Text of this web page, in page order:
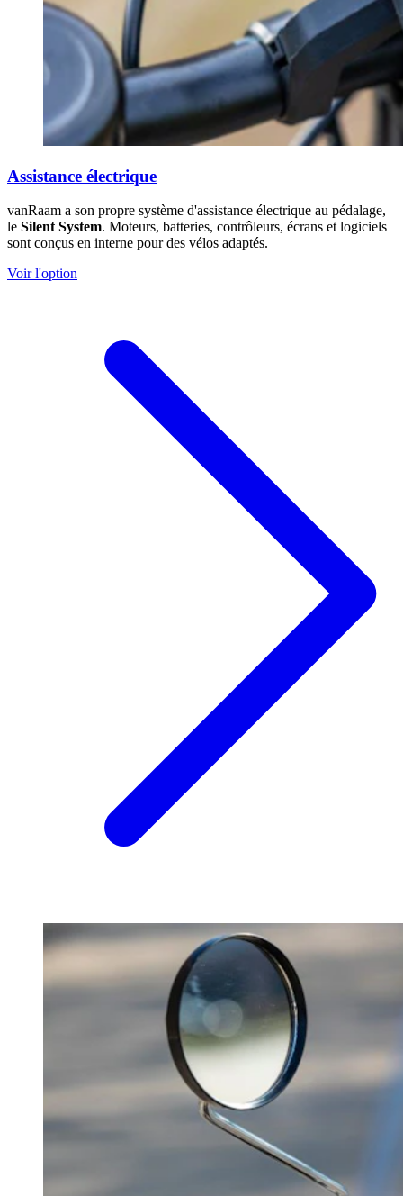
Assistance électrique
vanRaam a son propre système d'assistance électrique au pédalage,
le Silent System. Moteurs, batteries, contrôleurs, écrans et logiciels
sont conçus en interne pour des vélos adaptés.
Voir l'option